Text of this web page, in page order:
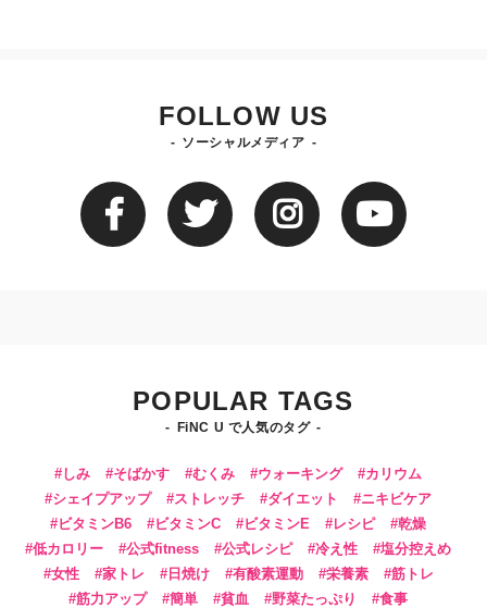
FOLLOW US
ソーシャルメディア
POPULAR TAGS
FiNC U で人気のタグ
しみ そばかす むくみ ウォーキング
カリウム
シェイプアップ
ストレッチ ダイエット
ニキビケア
ビタミンB6
ビタミンC ビタミンE レシピ
乾燥
低カロリー
公式fitness 公式レシピ 冷え性
塩分控えめ
女性
家トレ 日焼け 有酸素運動 栄養素
筋トレ
筋力アップ
簡単 貧血 野菜たっぷり 食事